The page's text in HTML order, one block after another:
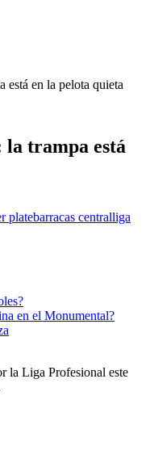
está en la pelota quieta
trampa está
platebarracas centralliga
en el Monumental?
la Liga Profesional este